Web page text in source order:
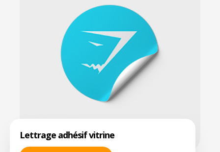
Lettrage adhésif vitrine